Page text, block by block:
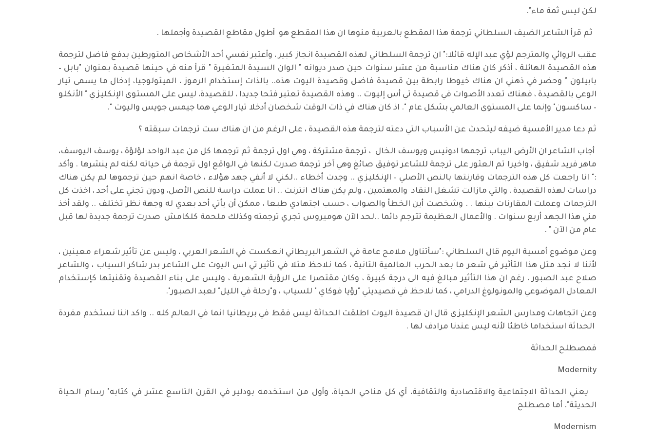
لكن ليس ثمة ماء".
ثم قرأ الشاعر الضيف السلطاني ترجمة هذا المقطع بالعربية منوها ان هذا المقطع هو أطول مقاطع القصيدة وأجملها .
عقب الروائي والمترجم لؤي عبد الإله قائلا:" ان ترجمة السلطاني لهذه القصيدة انجاز كبير ، وأعتبر نفسي أحد الأشخاص المتورطين بدفع فاضل لترجمة
هذه القصيدة الهائلة ، أذكر كان هناك مناسبة من عشر سنوات حين صدر ديوانه " الوان السيدة المتغيرة " قرأ منه في حينها قصيدة بعنوان "بابل –
بابيلون " وحضر في ذهني ان هناك خيوطا رابطة بين قصيدة فاضل وقصيدة اليوت هذه.. بالذات إستخدام الرموز ، الميثولوجيا، إدخال ما يسمى تيار
الوعي بالقصيدة ، فهناك تعدد الأصوات في قصيدة تي أس إليوت .. وهذه القصيدة تعتبر فتحا جديدا ، للقصيدة، ليس على المستوى الإنكليزي " الأنكلو
– ساكسون" وإنما على المستوى العالمي بشكل عام ". اذ كان هناك في ذات الوقت شخصان أدخلا تيار الوعي هما جيمس جويس واليوت ".
ثم دعا مدير الأمسية ضيفه ليتحدث عن الأسباب التي دعته لترجمة هذه القصيدة ، على الرغم من ان هناك ست ترجمات سبقته ؟
أجاب الشاعر ان الأرض اليباب ترجمها ادونيس ويوسف الخال ، ترجمة مشتركة ، وهي اول ترجمة ثم ترجمها كل من عبد الواحد لؤلؤة ، يوسف اليوسف،
ماهر فريد شفيق ، واخيرا تم العثور على ترجمة للشاعر توفيق صائغ وهي آخر ترجمة صدرت لكنها في الواقع اول ترجمة في حياته لكنه لم ينشرها . وأكد
:" انا راجعت كل هذه الترجمات وقارنتها بالنص الأصلي – الإنكليزي .. وجدت أخطاء ..لكني لا أنفي جهد هؤلاء ، خاصة انهم حين ترجموها لم يكن هناك
دراسات لهذه القصيدة ، والتي مازالت تشغل النقاد والمهتمين ، ولم يكن هناك انترنت .. انا عملت دراسة للنص الأصل، ودون تجني على أحد ، اخذت كل
الترجمات وعملت المقارنات بينها . . وشخصت أين الخطأ والصواب ، حسب اجتهادي طبعا ، ممكن أن يأتي أحد بعدي له وجهة نظر تختلف .. ولقد أخذ
مني هذا الجهد أربع سنوات . والأعمال العظيمة تترجم دائما ..لحد الآن هوميروس تجري ترجمته وكذلك ملحمة كلكامش صدرت ترجمة جديدة لها قبل
عام من الآن " .
وعن موضوع أمسية اليوم قال السلطاني :"سأتناول ملامح عامة في الشعر البريطاني انعكست في الشعر العربي ، وليس عن تأثير شعراء معينين ،
لأننا لا نجد مثل هذا التأثير في شعر ما بعد الحرب العالمية الثانية ، كما نلاحظ مثلا في تأثير تي اس اليوت على الشاعر بدر شاكر السياب ، والشاعر
صلاح عبد الصبور ، رغم ان هذا التأثير مبالغ فيه الى درجة كبيرة ، وكان مقتصرا على الرؤية الشعرية ، وليس على بناء القصيدة وتقنيتها كإستخدام
المعادل الموضوعي والمونولوغ الدرامي ، كما نلاحظ في قصيديتي "رؤيا فوكاي " للسياب ، و"رحلة في الليل" لعبد الصبور".
وعن اتجاهات ومدارس الشعر الإنكليزي قال ان قصيدة اليوت اطلقت الحداثة ليس فقط في بريطانيا انما في العالم كله .. واكد اننا نستخدم مفردة
الحداثة استخداما خاطئا لأنه ليس عندنا مرادف لها .
فمصطلح الحداثة
Modernity
يعني الحداثة الاجتماعية والاقتصادية والثقافية، أي كل مناحي الحياة، وأول من استخدمه بودلير في القرن التاسع عشر في كتابه" رسام الحياة
الحديثة". أما مصطلح
Modernism